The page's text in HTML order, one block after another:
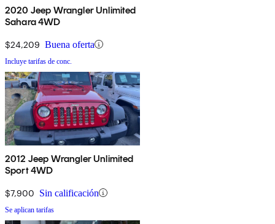
2020 Jeep Wrangler Unlimited
Sahara 4WD
$24,209 Buena oferta
Incluye tarifas de conc.
2012 Jeep Wrangler Unlimited
Sport 4WD
$7,900 Sin calificación
Se aplican tarifas